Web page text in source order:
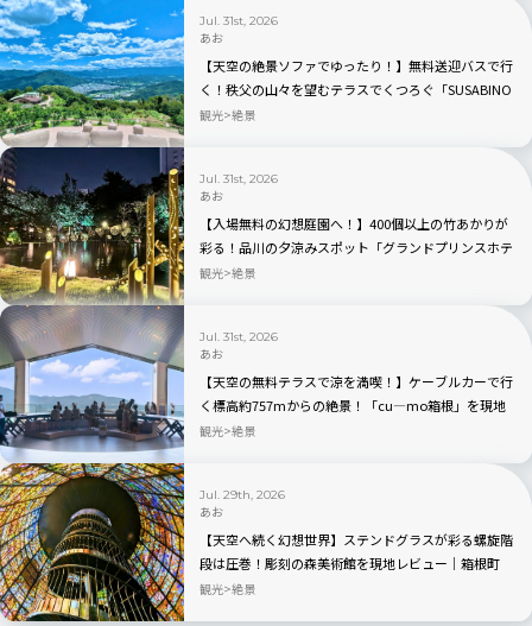
Jul. 31st, 2026
あお
【天空の絶景ソファでゆったり！】無料送迎バスで行
く！秩父の山々を望むテラスでくつろぐ「SUSABINO
TERRACE」を現地レビュー｜埼玉県
観光 絶景
Jul. 31st, 2026
あお
【入場無料の幻想庭園へ！】400個以上の竹あかりが
彩る！品川の夕涼みスポット「グランドプリンスホテ
ル高輪」を現地レビュー
観光 絶景
Jul. 31st, 2026
あお
【天空の無料テラスで涼を満喫！】ケーブルカーで行
く標高約757mからの絶景！「cu―mo箱根」を現地
レビュー
観光 絶景
Jul. 29th, 2026
あお
【天空へ続く幻想世界】ステンドグラスが彩る螺旋階
段は圧巻！彫刻の森美術館を現地レビュー｜箱根町
観光 絶景